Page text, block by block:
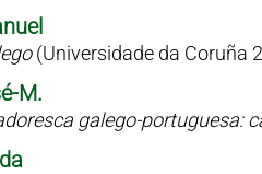
(Universidade da Coruña
M.
galego-portuguesa: